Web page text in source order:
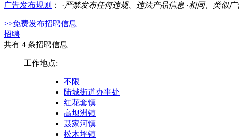
广告发布规则
： ·严禁发布任何违规、违法产品信息 ·相同、类似
>>免费发布招聘信息
招聘
共有 4 条招聘信息
工作地点:
不限
陆城街道办事处
红花套镇
高坝洲镇
聂家河镇
松木坪镇